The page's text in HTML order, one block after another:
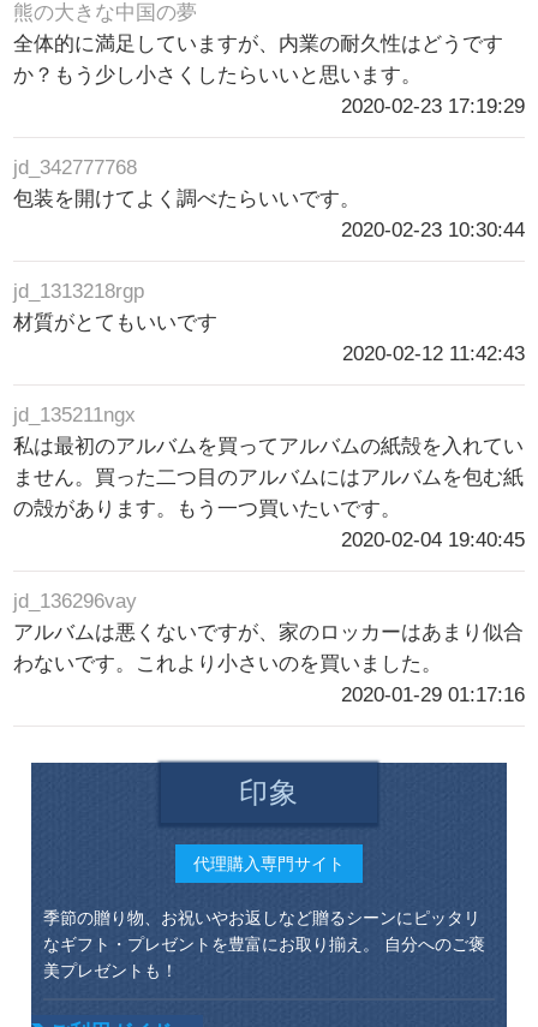
熊の大きな中国の夢
全体的に満足していますが、内業の耐久性はどうです
か？もう少し小さくしたらいいと思います。
2020-02-23 17:19:29
jd_342777768
包装を開けてよく調べたらいいです。
2020-02-23 10:30:44
jd_1313218rgp
材質がとてもいいです
2020-02-12 11:42:43
jd_135211ngx
私は最初のアルバムを買ってアルバムの紙殻を入れてい
ません。買った二つ目のアルバムにはアルバムを包む紙
の殻があります。もう一つ買いたいです。
2020-02-04 19:40:45
jd_136296vay
アルバムは悪くないですが、家のロッカーはあまり似合
わないです。これより小さいのを買いました。
2020-01-29 01:17:16
印象
代理購入専門サイト
季節の贈り物、お祝いやお返しなど贈るシーンにピッタリ
なギフト・プレゼントを豊富にお取り揃え。 自分へのご褒
美プレゼントも！